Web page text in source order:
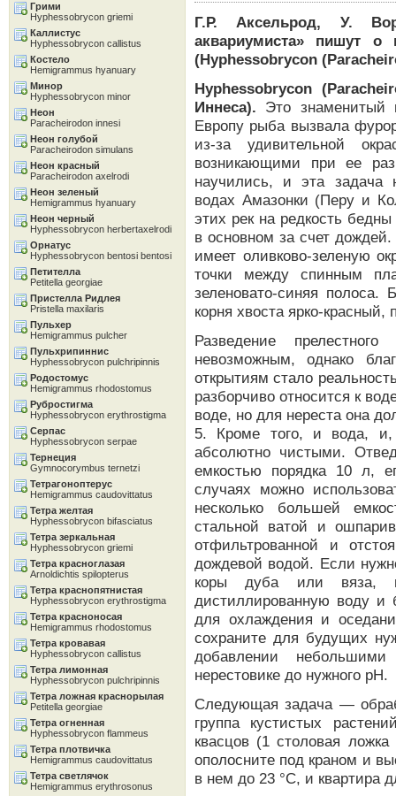
Г.Р. Аксельрод, У.
аквариумиста» пишут
(Hyphessobrycon
Hyphessobrycon
Иннеса). Это знаменитый
Европу рыба вызвала
из-за удивительной
возникающими при ее
научились, и эта задача
водах Амазонки (Перу и
этих рек на редкость
в основном за счет
имеет оливково-зеленую
точки между спинным
зеленовато-синяя
корня хвоста ярко-красный,
Разведение
невозможным, однако
открытиям стало
разборчиво относится к
воде, но для нереста она
5. Кроме того, и вода, и,
абсолютно чистыми.
емкостью порядка 10 л,
случаях можно
несколько большей
стальной ватой и
отфильтрованной и
дождевой водой. Если
коры дуба или вяза,
дистиллированную воду и
для охлаждения и
сохраните для будущих
добавлении
нерестовике до нужного рН.
Следующая задача —
группа кустистых
квасцов (1 столовая
ополосните под краном и
в нем до 23 °С, и квартира
Грими
Hyphessobrycon griemi
Каллистус
Hyphessobrycon callistus
Костело
Hemigrammus hyanuary
Минор
Hyphessobrycon minor
Неон
Paracheirodon innesi
Неон голубой
Paracheirodon simulans
Неон красный
Paracheirodon axelrodi
Неон зеленый
Hemigrammus hyanuary
Неон черный
Hyphessobrycon herbertaxelrodi
Орнатус
Hyphessobrycon bentosi bentosi
Петителла
Petitella georgiae
Пристелла Ридлея
Pristella maxilaris
Пульхер
Hemigrammus pulcher
Пульхрипиннис
Hyphessobrycon pulchripinnis
Родостомус
Hemigrammus rhodostomus
Рубростигма
Hyphessobrycon erythrostigma
Серпас
Hyphessobrycon serpae
Тернеция
Gymnocorymbus ternetzi
Тетрагоноптерус
Hemigrammus caudovittatus
Тетра желтая
Hyphessobrycon bifasciatus
Тетра зеркальная
Hyphessobrycon griemi
Тетра красноглазая
Arnoldichtis spilopterus
Тетра краснопятнистая
Hyphessobrycon erythrostigma
Тетра красноносая
Hemigrammus rhodostomus
Тетра кровавая
Hyphessobrycon callistus
Тетра лимонная
Hyphessobrycon pulchripinnis
Тетра ложная краснорылая
Petitella georgiae
Тетра огненная
Hyphessobrycon flammeus
Тетра плотвичка
Hemigrammus caudovittatus
Тетра светлячок
Hemigrammus erythrosonus